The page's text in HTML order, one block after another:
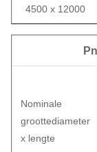
4500 x 12000
Nominale
groottediameter
x lengte